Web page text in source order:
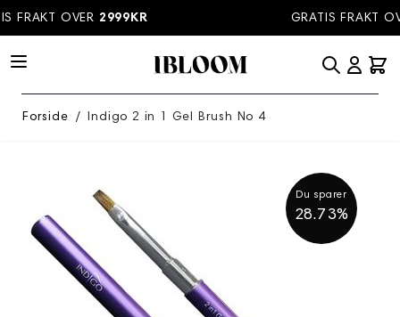
Hopp til innhold
FRAKT OVER2999KR GRATIS FRAKT
Forside / Indigo 2 in 1 Gel Brush No 4
Du sparer
28.73%